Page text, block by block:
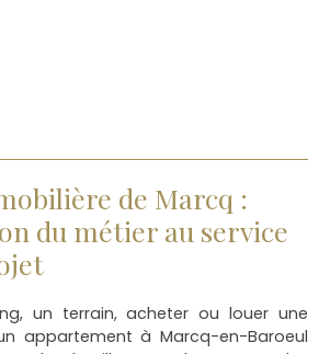
de Marcq :
du métier au service
un terrain, acheter ou louer une
appartement à Marcq-en-Baroeul